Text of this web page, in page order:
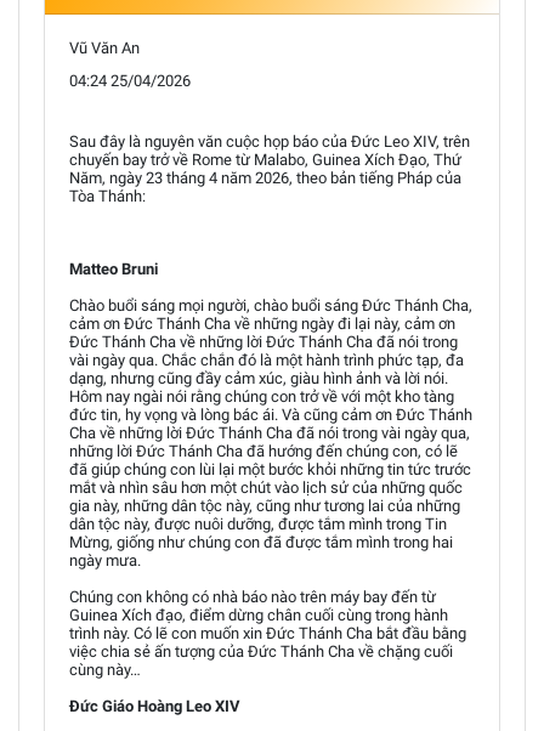
Vũ Văn An
04:24 25/04/2026
Sau đây là nguyên văn cuộc họp báo của Đức Leo XIV, trên
chuyến bay trở về Rome từ Malabo, Guinea Xích Đạo, Thứ
Năm, ngày 23 tháng 4 năm 2026, theo bản tiếng Pháp của
Tòa Thánh:
Matteo Bruni
Chào buổi sáng mọi người, chào buổi sáng Đức Thánh Cha,
cảm ơn Đức Thánh Cha về những ngày đi lại này, cảm ơn
Đức Thánh Cha về những lời Đức Thánh Cha đã nói trong
vài ngày qua. Chắc chắn đó là một hành trình phức tạp, đa
dạng, nhưng cũng đầy cảm xúc, giàu hình ảnh và lời nói.
Hôm nay ngài nói rằng chúng con trở về với một kho tàng
đức tin, hy vọng và lòng bác ái. Và cũng cảm ơn Đức Thánh
Cha về những lời Đức Thánh Cha đã nói trong vài ngày qua,
những lời Đức Thánh Cha đã hướng đến chúng con, có lẽ
đã giúp chúng con lùi lại một bước khỏi những tin tức trước
mắt và nhìn sâu hơn một chút vào lịch sử của những quốc
gia này, những dân tộc này, cũng như tương lai của những
dân tộc này, được nuôi dưỡng, được tắm mình trong Tin
Mừng, giống như chúng con đã được tắm mình trong hai
ngày mưa.
Chúng con không có nhà báo nào trên máy bay đến từ
Guinea Xích đạo, điểm dừng chân cuối cùng trong hành
trình này. Có lẽ con muốn xin Đức Thánh Cha bắt đầu bằng
việc chia sẻ ấn tượng của Đức Thánh Cha về chặng cuối
cùng này…
Đức Giáo Hoàng Leo XIV